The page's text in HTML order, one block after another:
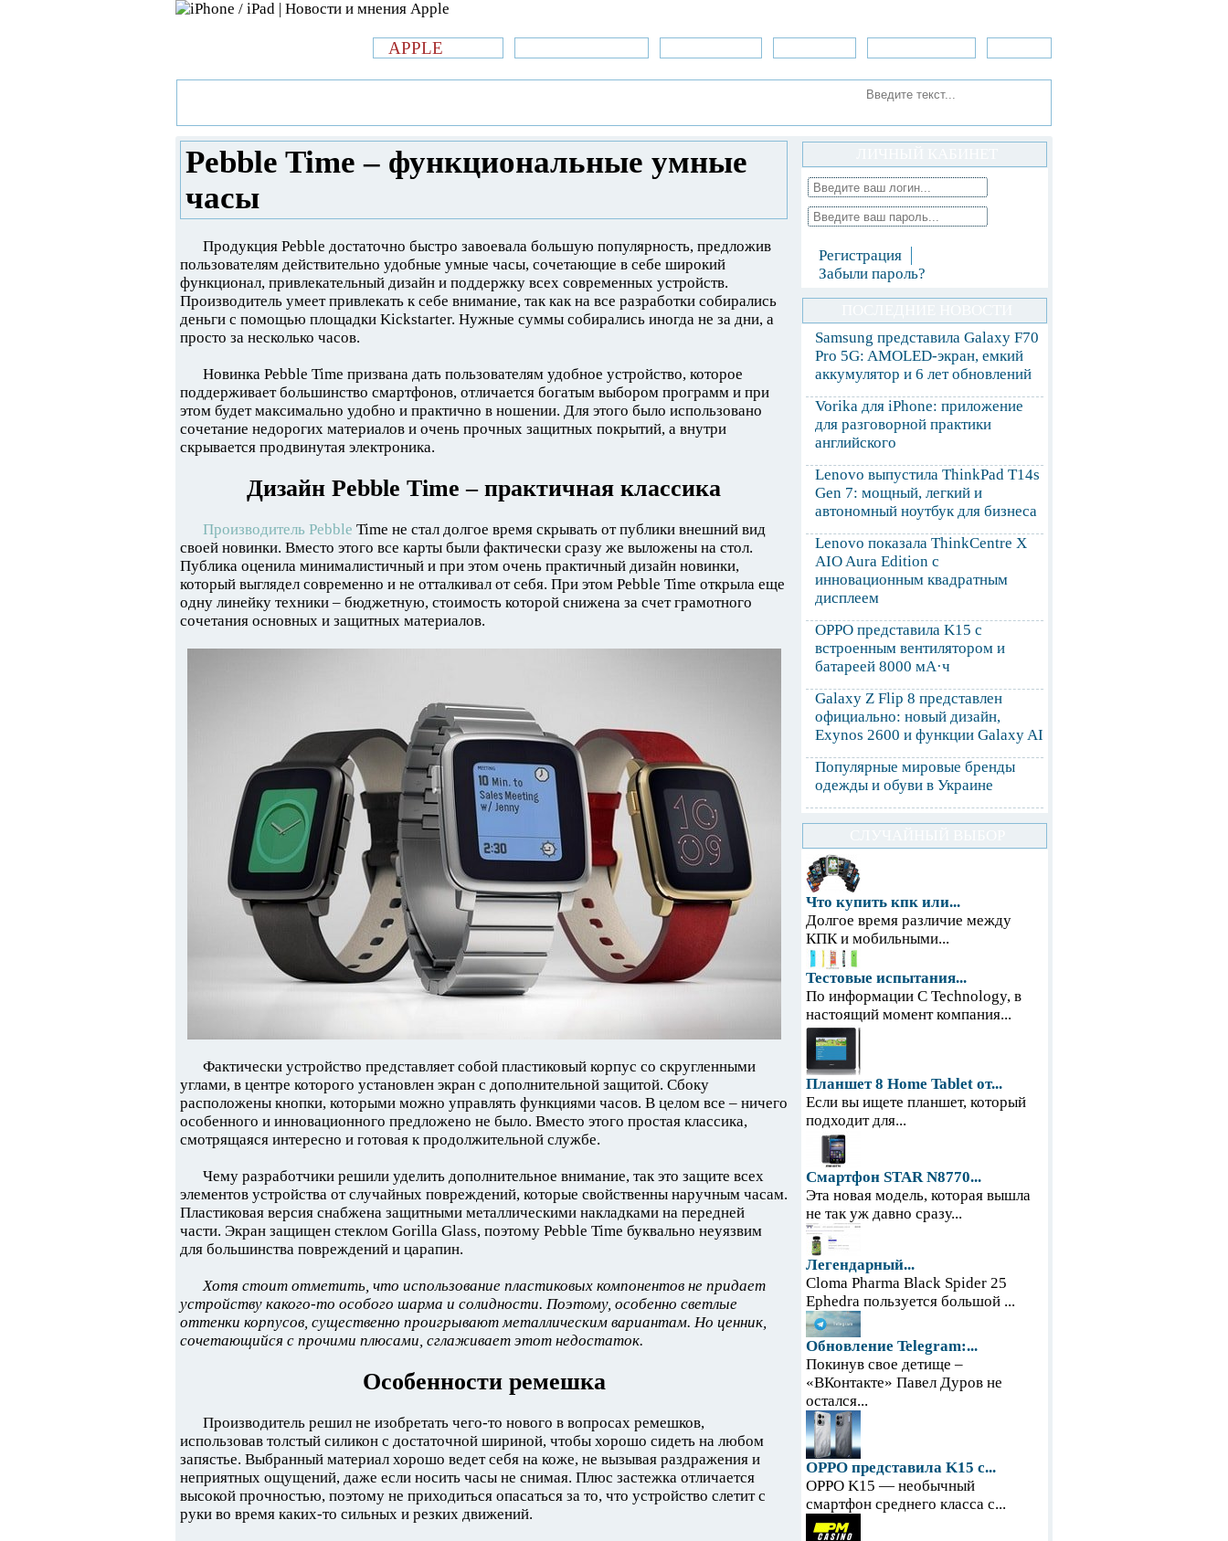
APPLE
Pebble Time – функциональные умные
часы
Продукция Pebble достаточно быстро завоевала большую популярность, предложив
пользователям действительно удобные умные часы, сочетающие в себе широкий
функционал, привлекательный дизайн и поддержку всех современных устройств.
Производитель умеет привлекать к себе внимание, так как на все разработки собирались
деньги с помощью площадки Kickstarter. Нужные суммы собирались иногда не за дни, а
просто за несколько часов.
Новинка Pebble Time призвана дать пользователям удобное устройство, которое
поддерживает большинство смартфонов, отличается богатым выбором программ и при
этом будет максимально удобно и практично в ношении. Для этого было использовано
сочетание недорогих материалов и очень прочных защитных покрытий, а внутри
скрывается продвинутая электроника.
Дизайн Pebble Time – практичная классика
Производитель Pebble Time не стал долгое время скрывать от публики внешний вид
своей новинки. Вместо этого все карты были фактически сразу же выложены на стол.
Публика оценила минималистичный и при этом очень практичный дизайн новинки,
который выглядел современно и не отталкивал от себя. При этом Pebble Time открыла еще
одну линейку техники – бюджетную, стоимость которой снижена за счет грамотного
сочетания основных и защитных материалов.
Фактически устройство представляет собой пластиковый корпус со скругленными
углами, в центре которого установлен экран с дополнительной защитой. Сбоку
расположены кнопки, которыми можно управлять функциями часов. В целом все – ничего
особенного и инновационного предложено не было. Вместо этого простая классика,
смотрящаяся интересно и готовая к продолжительной службе.
Чему разработчики решили уделить дополнительное внимание, так это защите всех
элементов устройства от случайных повреждений, которые свойственны наручным часам.
Пластиковая версия снабжена защитными металлическими накладками на передней
части. Экран защищен стеклом Gorilla Glass, поэтому Pebble Time буквально неуязвим
для большинства повреждений и царапин.
Хотя стоит отметить, что использование пластиковых компонентов не придает
устройству какого-то особого шарма и солидности. Поэтому, особенно светлые
оттенки корпусов, существенно проигрывают металлическим вариантам. Но ценник,
сочетающийся с прочими плюсами, сглаживает этот недостаток.
Особенности ремешка
Производитель решил не изобретать чего-то нового в вопросах ремешков,
использовав толстый силикон с достаточной шириной, чтобы хорошо сидеть на любом
запястье. Выбранный материал хорошо ведет себя на коже, не вызывая раздражения и
неприятных ощущений, даже если носить часы не снимая. Плюс застежка отличается
высокой прочностью, поэтому не приходиться опасаться за то, что устройство слетит с
руки во время каких-то сильных и резких движений.
Регистрация
Забыли пароль?
Samsung представила Galaxy F70
Pro 5G: AMOLED-экран, емкий
аккумулятор и 6 лет обновлений
Vorika для iPhone: приложение
для разговорной практики
английского
Lenovo выпустила ThinkPad T14s
Gen 7: мощный, легкий и
автономный ноутбук для бизнеса
Lenovo показала ThinkCentre X
AIO Aura Edition с
инновационным квадратным
дисплеем
OPPO представила K15 с
встроенным вентилятором и
батареей 8000 мА·ч
Galaxy Z Flip 8 представлен
официально: новый дизайн,
Exynos 2600 и функции Galaxy AI
Популярные мировые бренды
одежды и обуви в Украине
Что купить кпк или...
Долгое время различие между
КПК и мобильными...
Тестовые испытания...
По информации С Technology, в
настоящий момент компания...
Планшет 8 Home Tablet от...
Если вы ищете планшет, который
подходит для...
Смартфон STAR N8770...
Эта новая модель, которая вышла
не так уж давно сразу...
Легендарный...
Cloma Pharma Black Spider 25
Ephedra пользуется большой ...
Обновление Telegram:...
Покинув свое детище –
«ВКонтакте» Павел Дуров не
остался...
OPPO представила K15 с...
OPPO K15 — необычный
смартфон среднего класса с...